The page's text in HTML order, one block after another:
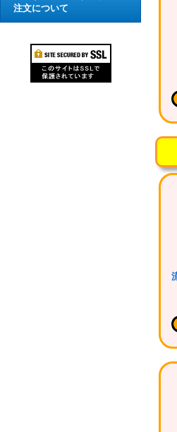
注文について